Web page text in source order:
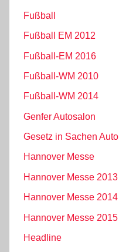
Fußball
Fußball EM 2012
Fußball-EM 2016
Fußball-WM 2010
Fußball-WM 2014
Genfer Autosalon
Gesetz in Sachen Auto
Hannover Messe
Hannover Messe 2013
Hannover Messe 2014
Hannover Messe 2015
Headline